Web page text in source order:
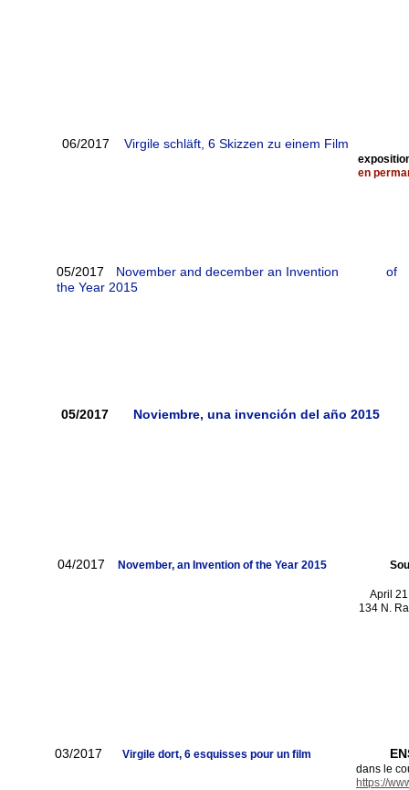
03/2017 Virgile dort, 6 esquisses pour un film
dans le
https://
04/2017 November, an Invention of the Year 2015 Southern
April
134 N. Railroad Avenue,
06/2017 Virgile schläft, 6 Skizzen zu einem Film
exposition "Die innere Haut.
en
Noviembre, una invención del año 2015
05/2017
05/2017
November and december an Invention of
the Year 2015